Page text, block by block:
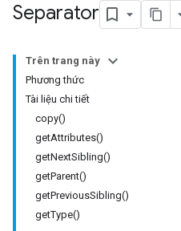
Separator
Trên trang này
Phương thức
Tài liệu chi tiết
copy()
getAttributes()
getNextSibling()
getParent()
getPreviousSibling()
getType()